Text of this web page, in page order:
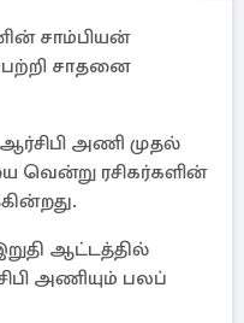
சாம்பியன்
சாதனை
அணி முதல்
வென்று ரசிகர்களின்
ஆட்டத்தில்
அணியும் பலப்